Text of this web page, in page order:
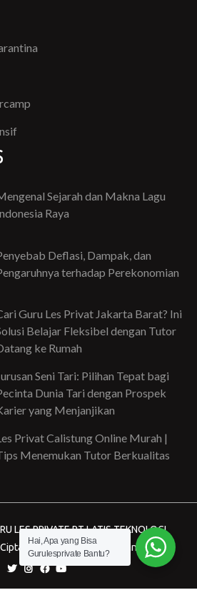
Sejarah dan Makna Lagu
Raya
Deflasi, Dampak, dan
terhadap Perekonomian
Guru Les Privat Jakarta Barat? Ini
Belajar Fleksibel dengan Tutor
ke Rumah
Seni Tari: Pilihan Tepat bagi
Dunia Tari dengan Prospek
yang Menjanjikan
Privat Calistung Online Murah |
Menemukan Tutor Berkualitas
LES PRIVATE PT LATIS TEKNOLOGI
dilindungi Undang-Undang.
Hai, Apa yang Bisa
Gurulesprivate Bantu?